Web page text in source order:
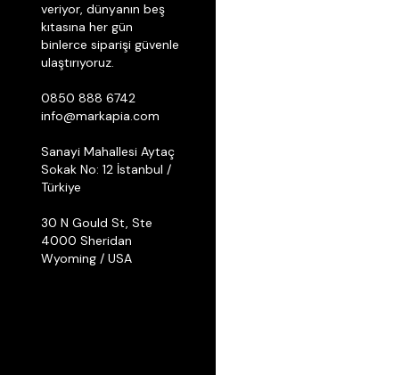
veriyor, dünyanın beş
kıtasına her gün
binlerce siparişi güvenle
ulaştırıyoruz.
0850 888 6742
info@markapia.com
Sanayi Mahallesi Aytaç
Sokak No: 12 İstanbul /
Türkiye
30 N Gould St, Ste
4000 Sheridan
Wyoming / USA